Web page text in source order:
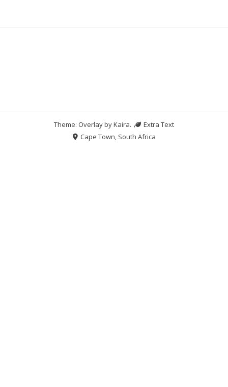
Theme: Overlay byKaira.
Extra Text
Cape Town, South Africa